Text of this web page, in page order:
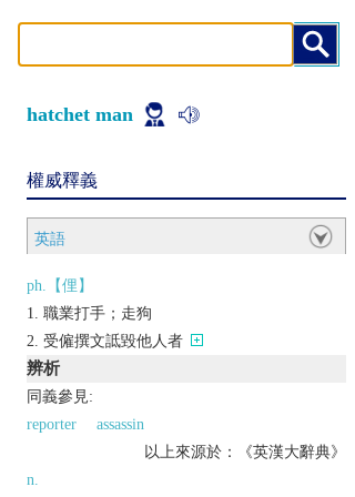
hatchet man
權威釋義
英語
ph.【俚】
職業打手；走狗
受僱撰文詆毀他人者
辨析
同義參見:
reporter
assassin
以上來源於：《英漢大辭典》
n.